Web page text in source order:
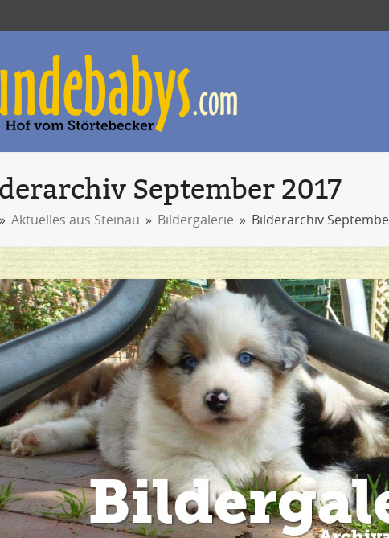
September 2017
» Aktuelles aus Steinau » Bildergalerie » Bilderarchiv